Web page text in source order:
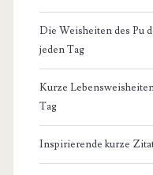
Die Weisheiten des Pu
jeden Tag
Kurze
Tag
Inspirierende kurze